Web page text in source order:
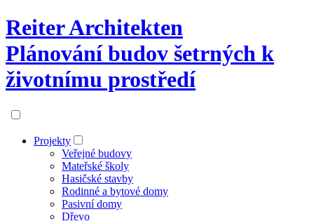
Reiter Architekten
Plánování budov šetrných k
životnímu prostředí
Projekty
Veřejné budovy
Mateřské školy
Hasičské stavby
Rodinné a bytové domy
Pasivní domy
Dřevo